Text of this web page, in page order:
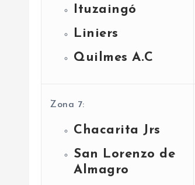
Ituzaingó
Liniers
Quilmes A.C
Zona 7:
Chacarita Jrs
San Lorenzo de
Almagro